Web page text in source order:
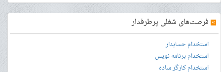
» فرصت‌های شغلی پرطرفدار
استخدام حسابدار
استخدام برنامه نویس
استخدام کارگر ساده